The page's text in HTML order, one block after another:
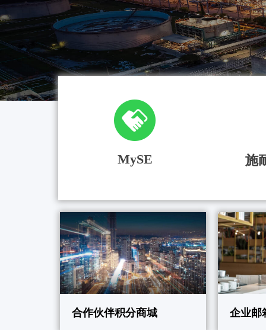
MySE 施
合作伙伴积分商城 企业邮